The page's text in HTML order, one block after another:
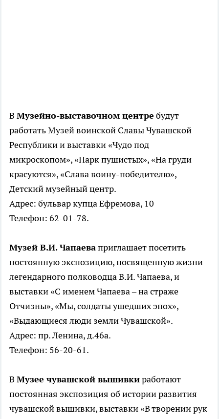
В Музейно-выставочном центре будут
работать Музей воинской Славы Чувашской
Республики и выставки «Чудо под
микроскопом», «Парк пушистых», «На груди
красуются», «Слава воину-победителю»,
Детский музейный центр.
Адрес: бульвар купца Ефремова, 10
Телефон: 62-01-78.
Музей В.И. Чапаеваприглашает посетить
постоянную экспозицию, посвященную жизни
легендарного полководца В.И. Чапаева, и
выставки «С именем Чапаева – на страже
Отчизны», «Мы, солдаты ушедших эпох»,
«Выдающиеся люди земли Чувашской».
Адрес: пр. Ленина, д.46а.
Телефон: 56-20-61.
В Музее чувашской вышивкиработают
постоянная экспозиция об истории развития
чувашской вышивки, выставки «В творении рук